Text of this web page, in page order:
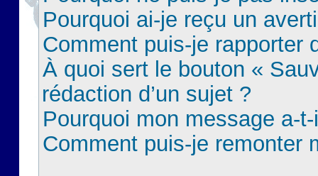
Pourquoi ai-je reçu un
Comment puis-je rapporter
À quoi sert le bouton «
rédaction d’un sujet ?
Pourquoi mon message a-
Comment puis-je remonter